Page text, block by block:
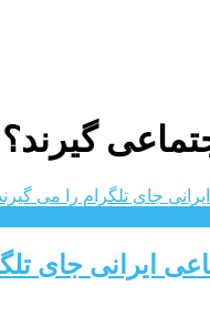
گیرند؟
ایرانی جای